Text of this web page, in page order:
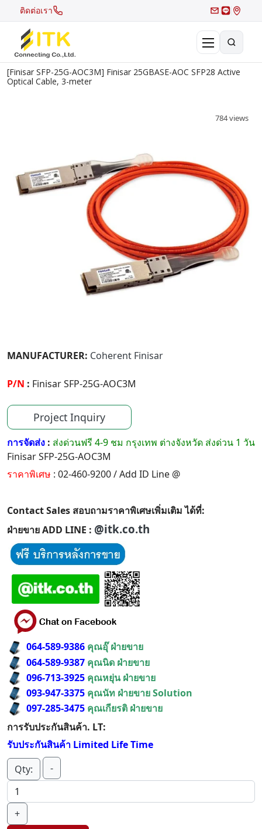
ติดต่อเรา
×
[Finisar SFP-25G-AOC3M] Finisar 25GBASE-AOC SFP28 Active
Optical Cable, 3-meter
784 views
MANUFACTURER: Coherent Finisar
P/N : Finisar SFP-25G-AOC3M
Project Inquiry
การจัดส่ง : ส่งด่วนฟรี 4-9 ชม กรุงเทพ ต่างจังหวัด ส่งด่วน 1 วัน
Finisar SFP-25G-AOC3M
ราคาพิเศษ : 02-460-9200 / Add ID Line @
Contact Sales สอบถามราคาพิเศษเพิ่มเติม ได้ที่:
ฝ่ายขาย ADD LINE : @itk.co.th
064-589-9386 คุณอุ๊ ฝ่ายขาย
064-589-9387 คุณนิด ฝ่ายขาย
096-713-3925 คุณหยุ่น ฝ่ายขาย
093-947-3375 คุณนัท ฝ่ายขาย Solution
097-285-3475 คุณเกียรติ ฝ่ายขาย
การรับประกันสินค้า. LT:
รับประกันสินค้า Limited Life Time
Qty:
-
+